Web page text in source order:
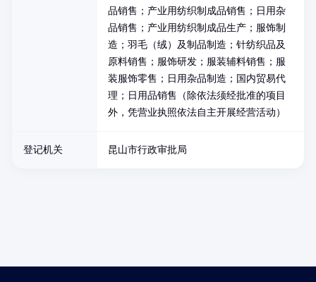
品销售；产业用纺织制成品销售；日用杂
品销售；产业用纺织制成品生产；服饰制
造；羽毛（绒）及制品制造；针纺织品及
原料销售；服饰研发；服装辅料销售；服
装服饰零售；日用杂品制造；国内贸易代
理；日用品销售（除依法须经批准的项目
外，凭营业执照依法自主开展经营活动）
登记机关 昆山市行政审批局